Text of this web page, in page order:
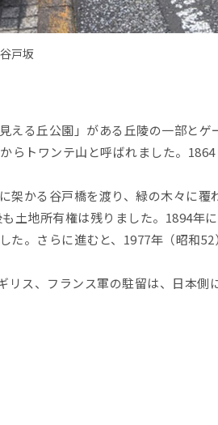
戸坂
える丘公園」がある丘陵の一部と
らトワンテ山と呼ばれました。
架かる谷戸橋を渡り、緑の木々に覆
土地所有権は残りました。1894年
た。さらに進むと、1977年（昭和
リス、フランス軍の駐留は、日本